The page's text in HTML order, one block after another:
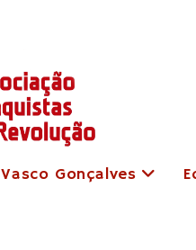
Vasco Gonçalves